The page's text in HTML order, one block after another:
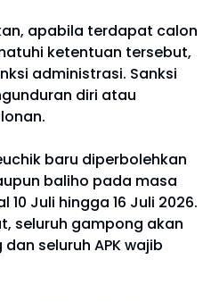
apabila terdapat calon
ketentuan tersebut,
administrasi. Sanksi
diri atau
baru diperbolehkan
baliho pada masa
Juli hingga 16 Juli 2026.
seluruh gampong akan
seluruh APK wajib